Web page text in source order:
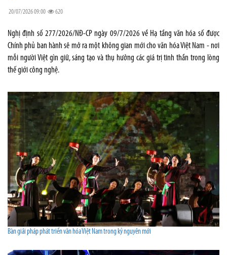
20/07/2026 09:00 620
Nghị định số 277/2026/NĐ-CP ngày 09/7/2026 về Hạ tầng văn hóa số được
Chính phủ ban hành sẽ mở ra một không gian mới cho văn hóa Việt Nam - nơi
mỗi người Việt gìn giữ, sáng tạo và thụ hưởng các giá trị tinh thần trong lòng
thế giới công nghệ.
Bàn giải pháp phát triển văn hóa Việt Nam trong kỷ nguyên mới